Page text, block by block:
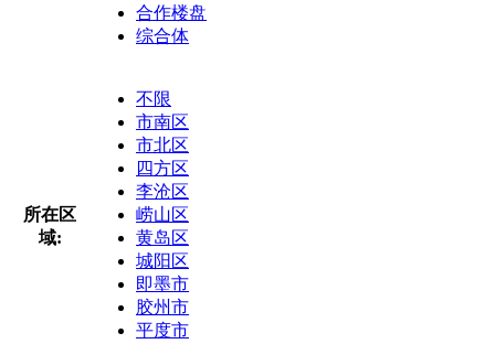
合作楼盘
综合体
所在区
域:
不限
市南区
市北区
四方区
李沧区
崂山区
黄岛区
城阳区
即墨市
胶州市
平度市